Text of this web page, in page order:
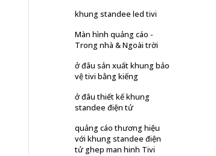
khung standee led tivi
Màn hình quảng cáo -
Trong nhà & Ngoài trời
ở đâu sản xuất khung bảo
vệ tivi bằng kiếng
ở đâu thiết kế khung
standee điện tử
quảng cáo thương hiệu
với khung standee điện
tử ghep man hinh Tivi